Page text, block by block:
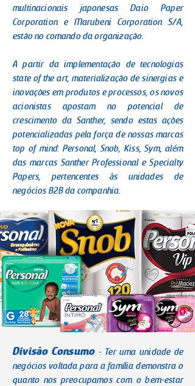
multinacionais japonesas Daio Paper
Corporation e Marubeni Corporation S/A,
estão no comando da organização.
A partir da implementação de tecnologias
state of the art, materialização de sinergias e
inovações em produtos e processos, os novos
acionistas apostam no potencial de
crescimento da Santher, sendo estas ações
potencializadas pela força de nossas marcas
top of mind: Personal, Snob, Kiss, Sym, além
das marcas Santher Professional e Specialty
Papers, pertencentes às unidades de
negócios B2B da companhia.
Divisão Consumo- Ter uma unidade de
negócios voltada para a família demonstra o
quanto nos preocupamos com o bem-estar